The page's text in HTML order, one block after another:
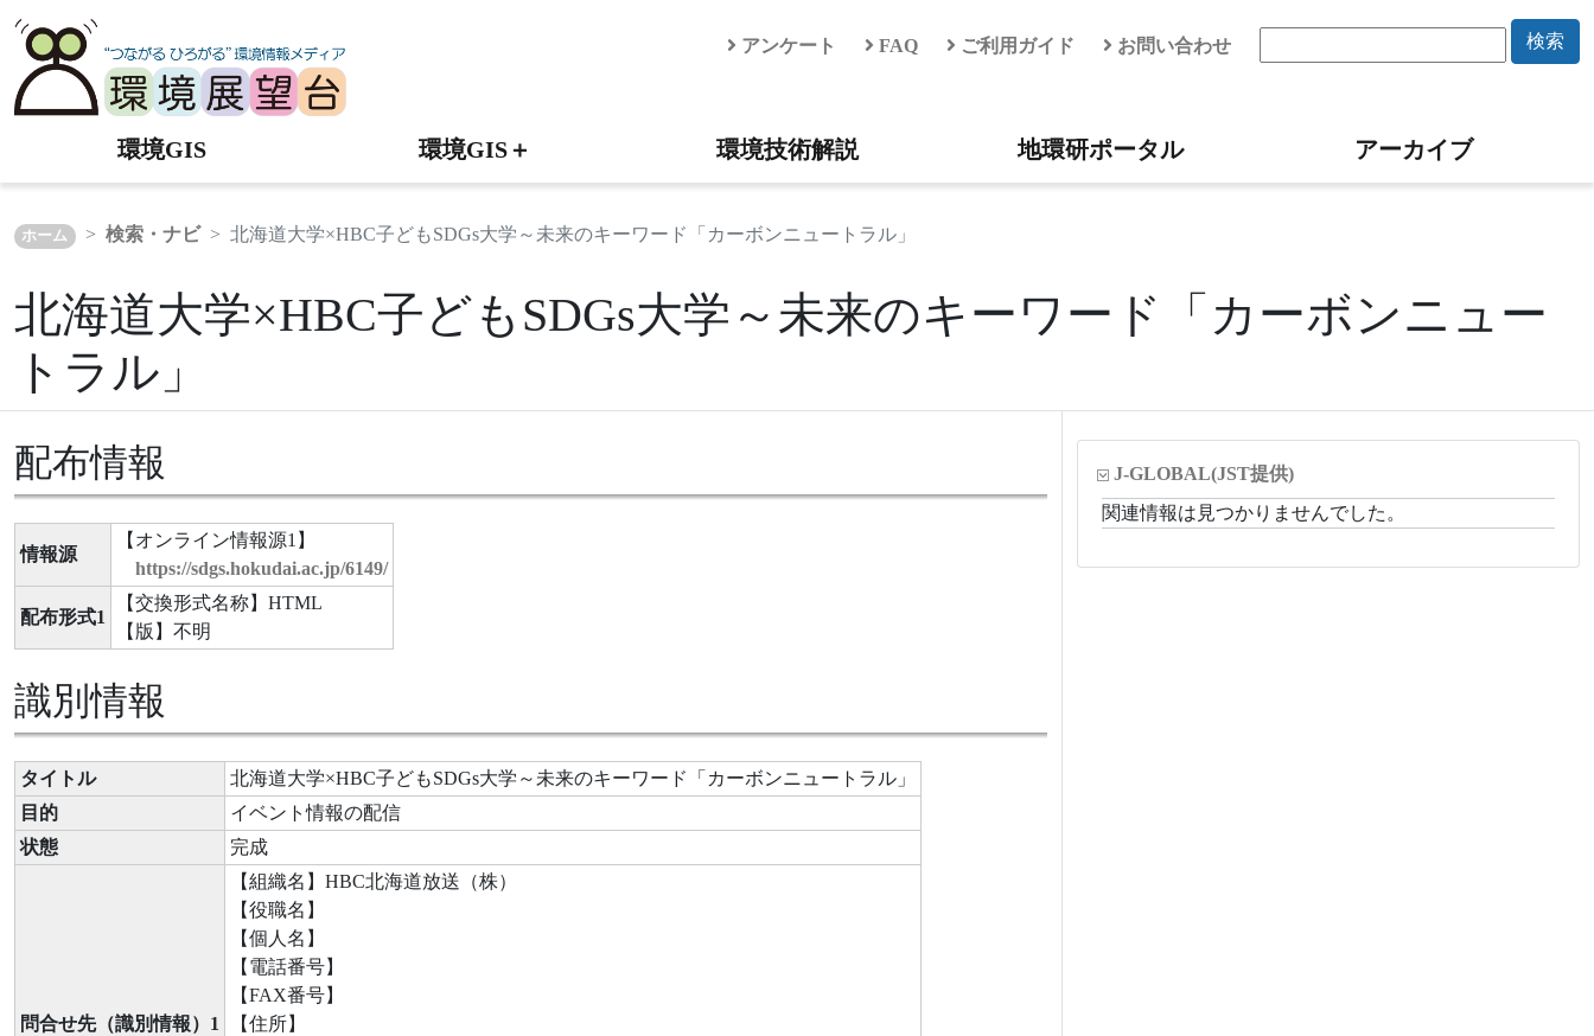
アンケート FAQ ご利用ガイド お問い合わせ 検索
環境GIS 環境GIS＋ 環境技術解説 地環研ポータル アーカイブ
ホーム 検索・ナビ 北海道大学×HBC子どもSDGs大学～未来のキーワード「カーボンニュートラル」
北海道大学×HBC子どもSDGs大学～未来のキーワード「カーボンニュー
トラル」
配布情報
情報源
【オンライン情報源1】
https://sdgs.hokudai.ac.jp/6149/
配布形式1
【交換形式名称】HTML
【版】不明
識別情報
タイトル
北海道大学×HBC子どもSDGs大学～未来のキーワード「カーボンニュートラル」
目的
イベント情報の配信
状態
完成
問合せ先（識別情報）1
【組織名】HBC北海道放送（株）
【役職名】
【個人名】
【電話番号】
【FAX番号】
【住所】
J-GLOBAL(JST提供)
関連情報は見つかりませんでした。